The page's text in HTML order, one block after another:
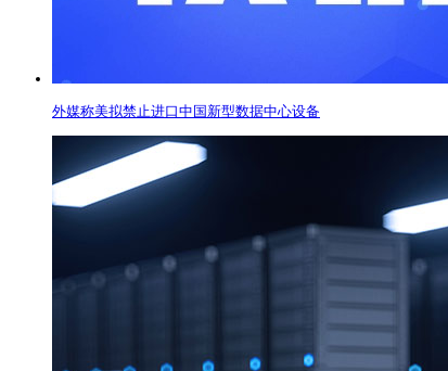
外媒称美拟禁止进口中国新型数据中心设备